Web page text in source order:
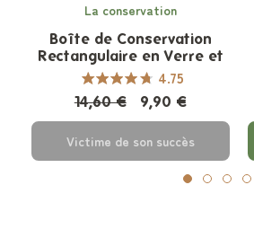
La conservation
Boîte de Conservation
Rectangulaire en Verre et
Bambou 4.75
14,60 € 9,90 €
Victime de son succès